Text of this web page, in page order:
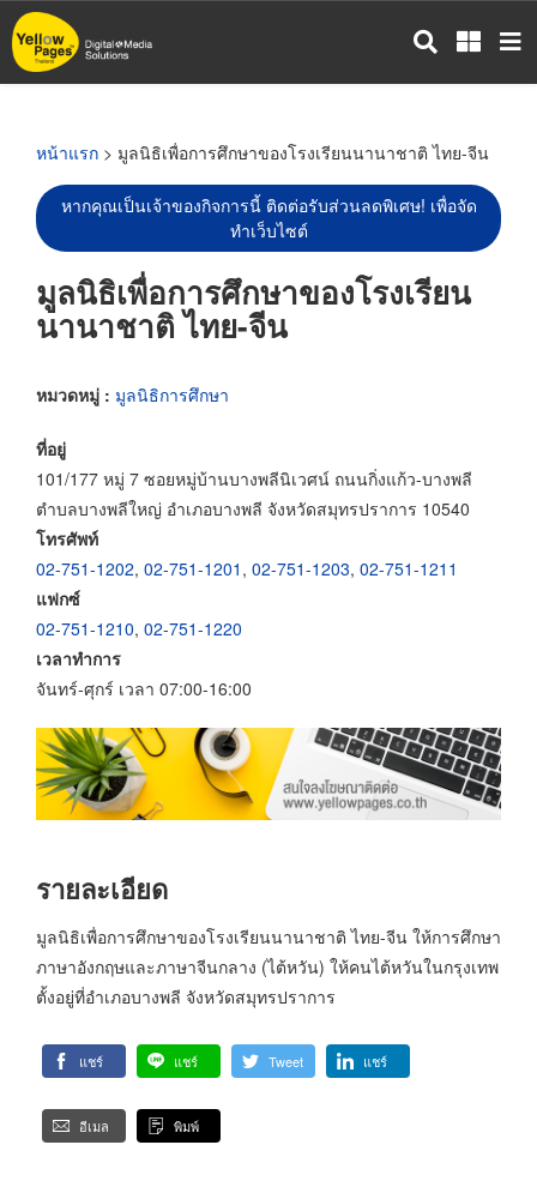
ข้าม
ไป
หน้าแรก > มูลนิธิเพื่อการศึกษาของโรงเรียนนานาชาติ ไทย-จีน
หากคุณเป็นเจ้าของกิจการนี้ ติดต่อรับส่วนลดพิเศษ! เพื่อจัด
ทำเว็บไซต์
มูลนิธิเพื่อการศึกษาของโรงเรียน
นานาชาติ ไทย-จีน
หมวดหมู่ : มูลนิธิการศึกษา
ที่อยู่
101/177 หมู่ 7 ซอยหมู่บ้านบางพลีนิเวศน์ ถนนกิ่งแก้ว-บางพลี
ตำบลบางพลีใหญ่ อำเภอบางพลี จังหวัดสมุทรปราการ 10540
โทรศัพท์
02-751-1202, 02-751-1201 , 02-751-1203, 02-751-1211
แฟกซ์
02-751-1210, 02-751-1220
เวลาทำการ
จันทร์-ศุกร์ เวลา 07:00-16:00
รายละเอียด
มูลนิธิเพื่อการศึกษาของโรงเรียนนานาชาติ ไทย-จีน ให้การศึกษา
ภาษาอังกฤษและภาษาจีนกลาง (ไต้หวัน) ให้คนไต้หวันในกรุงเทพ
ตั้งอยู่ที่อำเภอบางพลี จังหวัดสมุทรปราการ
แชร์ แชร์ Tweet แชร์
อีเมล พิมพ์